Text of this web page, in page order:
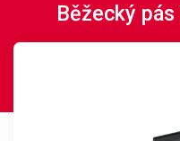
Běžecký pás